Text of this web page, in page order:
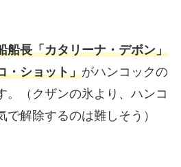
船長「カタリーナ・デボン」
・ショット」がハンコックの
。（クザンの氷より、ハンコ
で解除するのは難しそう）